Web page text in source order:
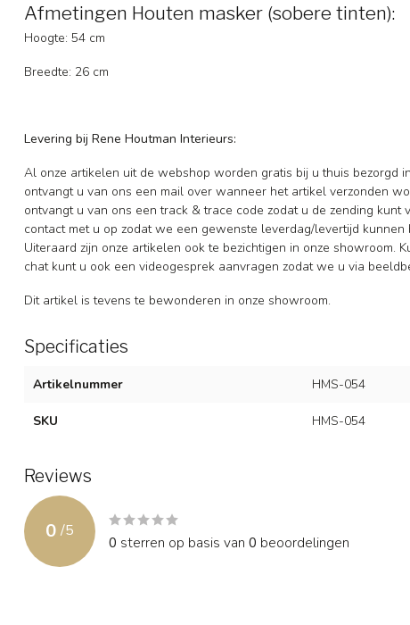
Afmetingen Houten masker (sobere tinten):
Hoogte: 54 cm
Breedte: 26 cm
Levering bij Rene Houtman Interieurs:
Al onze artikelen uit de webshop worden gratis bij u thuis bezorgd
ontvangt u van ons een mail over wanneer het artikel verzonden
ontvangt u van ons een track & trace code zodat u de zending kunt
contact met u op zodat we een gewenste leverdag/levertijd kunnen
Uiteraard zijn onze artikelen ook te bezichtigen in onze showroom.
chat kunt u ook een videogesprek aanvragen zodat we u via
Dit artikel is tevens te bewonderen in onze showroom.
Specificaties
Artikelnummer HMS-054
SKU HMS-054
Reviews
0 /5
0 sterren op basis van 0 beoordelingen